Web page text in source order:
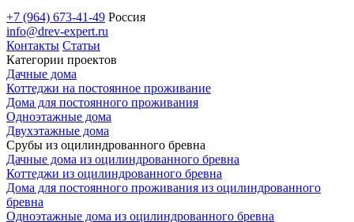
+7 (964) 673-41-49 Россия
info@drev-expert.ru
Контакты Статьи
Категории проектов
Дачные дома
Коттеджи на постоянное проживание
Дома для постоянного проживания
Одноэтажные дома
Двухэтажные дома
Срубы из оцилиндрованного бревна
Дачные дома из оцилиндрованного бревна
Коттеджи из оцилиндрованного бревна
Дома для постоянного проживания из оцилиндрованного
бревна
Одноэтажные дома из оцилиндрованного бревна